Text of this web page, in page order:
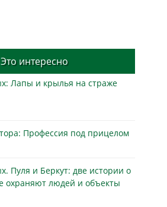
Это интересно
Лапы и крылья на страже
Профессия под прицелом
Пуля и Беркут: две истории о
охраняют людей и объекты